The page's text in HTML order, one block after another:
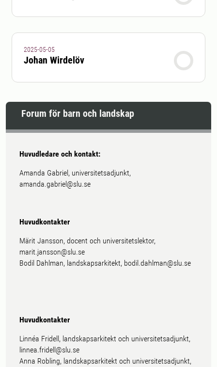
2025-05-05
Johan Wirdelöv
Forum för barn och landskap
Huvudledare och kontakt:
Amanda Gabriel, universitetsadjunkt,
amanda.gabriel@slu.se
Huvudkontakter
Märit Jansson, docent och universitetslektor,
marit.jansson@slu.se
Bodil Dahlman, landskapsarkitekt, bodil.dahlman@slu.se
Huvudkontakter
Linnéa Fridell, landskapsarkitekt och universitetsadjunkt,
linnea.fridell@slu.se
Anna Robling, landskapsarkitekt och universitetsadjunkt,